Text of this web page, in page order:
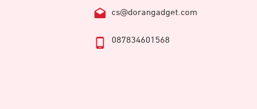
cs@dorangadget.com
087834601568